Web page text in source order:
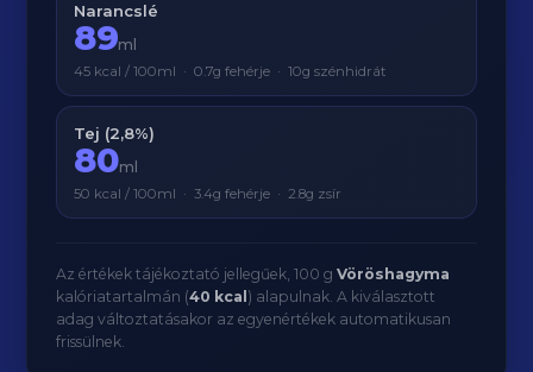
Narancslé
89ml
45 kcal / 100ml · 0.7g fehérje · 10g szénhidrát
Tej (2,8%)
80ml
50 kcal / 100ml · 3.4g fehérje · 2.8g zsír
Az értékek tájékoztató jellegűek, 100 gVöröshagyma
kalóriatartalmán (40 kcal ) alapulnak. A kiválasztott
adag változtatásakor az egyenértékek automatikusan
frissülnek.